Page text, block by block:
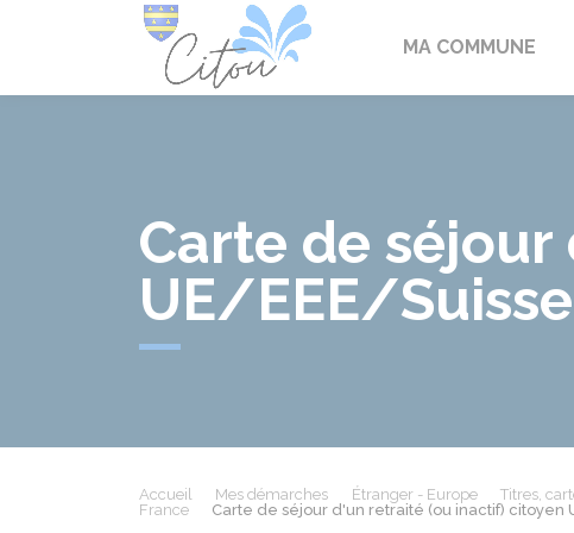
MA COMMUNE
Carte de
UE/EEE/Suisse
Accueil Mes démarches Étranger - Europe
Titres,
France
Carte de séjour d'un retraité (ou inactif) citoyen